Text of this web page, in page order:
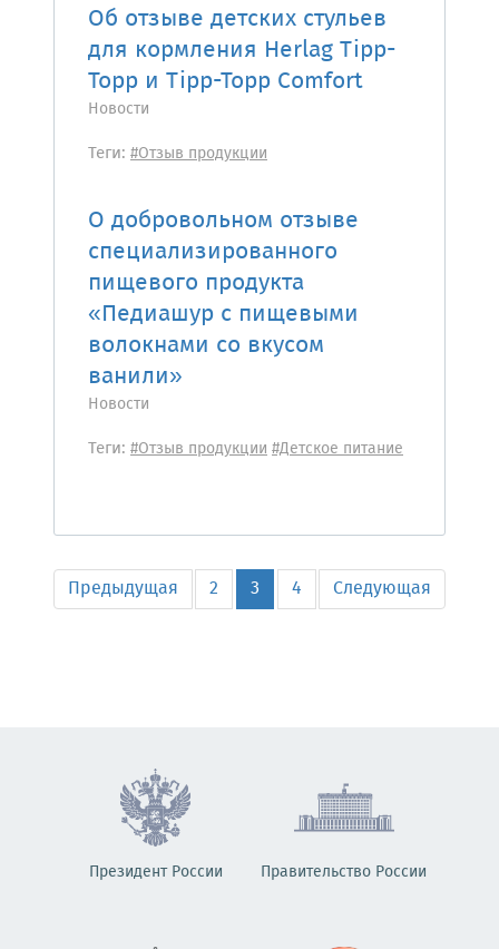
Об отзыве детских стульев
для кормления Herlag Tipp-
Topp и Tipp-Topp Comfort
Новости
Теги: #Отзыв продукции
О добровольном отзыве
специализированного
пищевого продукта
«Педиашур с пищевыми
волокнами со вкусом
ванили»
Новости
Теги: #Отзыв продукции#Детское питание
Предыдущая 2 3 4 Следующая
Президент России Правительство России